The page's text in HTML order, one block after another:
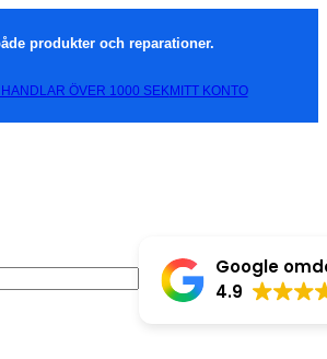
produkter och reparationer.
ÖVER 1000 SEKMITT KONTO
Google
4.9